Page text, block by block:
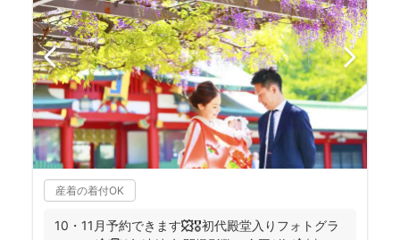
産着の着付OK
10・11月予約できます🍁🎖初代殿堂入りフォトグラ